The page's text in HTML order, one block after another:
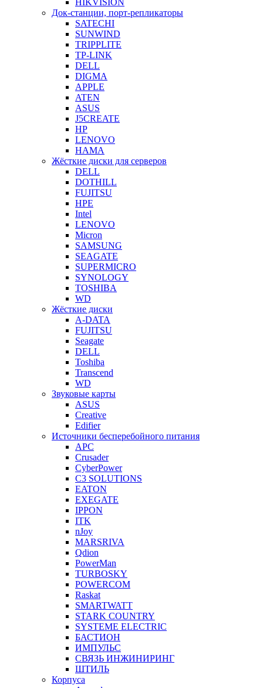
HIKVISION
Док-станции, порт-репликаторы
SATECHI
SUNWIND
TRIPPLITE
TP-LINK
DELL
DIGMA
APPLE
ATEN
ASUS
J5CREATE
HP
LENOVO
HAMA
Жёсткие диски для серверов
DELL
DOTHILL
FUJITSU
HPE
Intel
LENOVO
Micron
SAMSUNG
SEAGATE
SUPERMICRO
SYNOLOGY
TOSHIBA
WD
Жёсткие диски
A-DATA
FUJITSU
Seagate
DELL
Toshiba
Transcend
WD
Звуковые карты
ASUS
Creative
Edifier
Источники бесперебойного питания
APC
Crusader
CyberPower
C3 SOLUTIONS
EATON
EXEGATE
IPPON
ITK
nJoy
MARSRIVA
Qdion
PowerMan
TURBOSKY
POWERCOM
Raskat
SMARTWATT
STARK COUNTRY
SYSTEME ELECTRIC
БАСТИОН
ИМПУЛЬС
СВЯЗЬ ИНЖИНИРИНГ
ШТИЛЬ
Корпуса